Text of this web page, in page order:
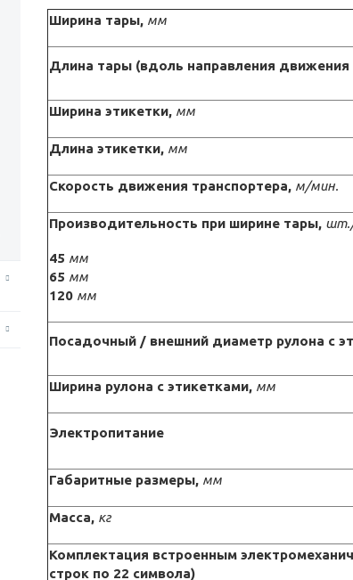
Ширина тары, мм
Длина тары (вдоль направления движения
Ширина этикетки, мм
Длина этикетки, мм
Скорость движения транспортера, м/мин.
Производительность при ширине тары,
45 мм
65 мм
120 мм
Посадочный / внешний диаметр рулона с
Ширина рулона с этикетками, мм
Электропитание
Габаритные размеры, мм
Масса, кг
Комплектация встроенным
строк по 22 символа)